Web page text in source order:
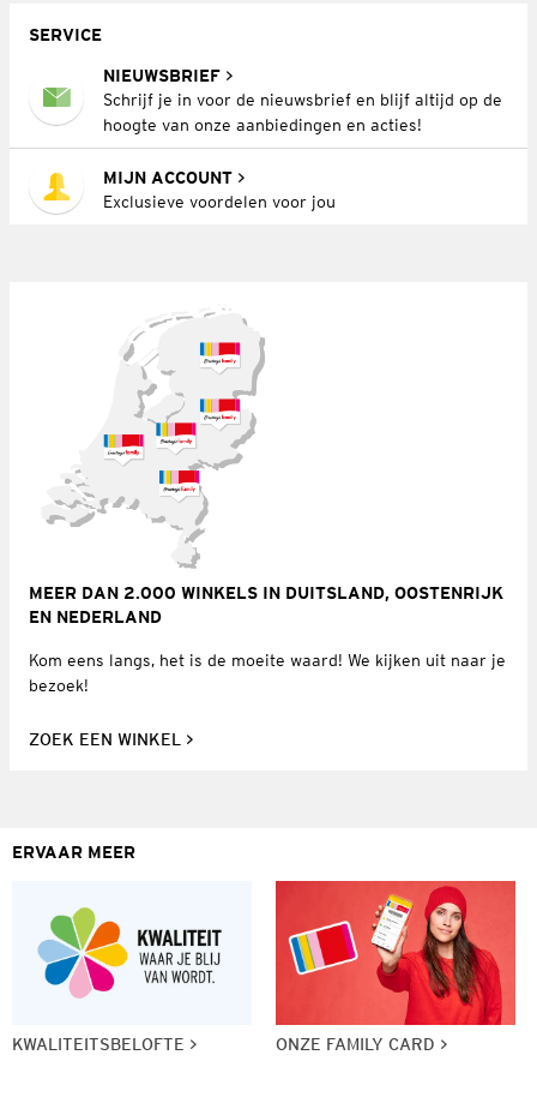
SERVICE
NIEUWSBRIEF
Schrijf je in voor de nieuwsbrief en blijf altijd op de
hoogte van onze aanbiedingen en acties!
MIJN ACCOUNT
Exclusieve voordelen voor jou
MEER DAN 2.000 WINKELS IN DUITSLAND, OOSTENRIJK
EN NEDERLAND
Kom eens langs, het is de moeite waard! We kijken uit naar je
bezoek!
ZOEK EEN WINKEL
ERVAAR MEER
KWALITEITSBELOFTE ONZE FAMILY CARD